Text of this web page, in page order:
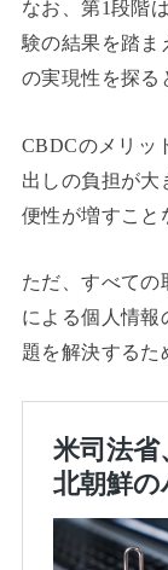
なお、第1段階
験の結果を踏ま
の実現性を探る
CBDCのメリッ
出しの負担が大
便性が増すこと
ただ、すべて
による個人情報
題を解決するた